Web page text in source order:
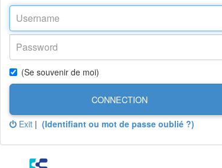
(Se souvenir de moi)
CONNECTION
Exit | (Identifiant ou mot de passe oublié ?)